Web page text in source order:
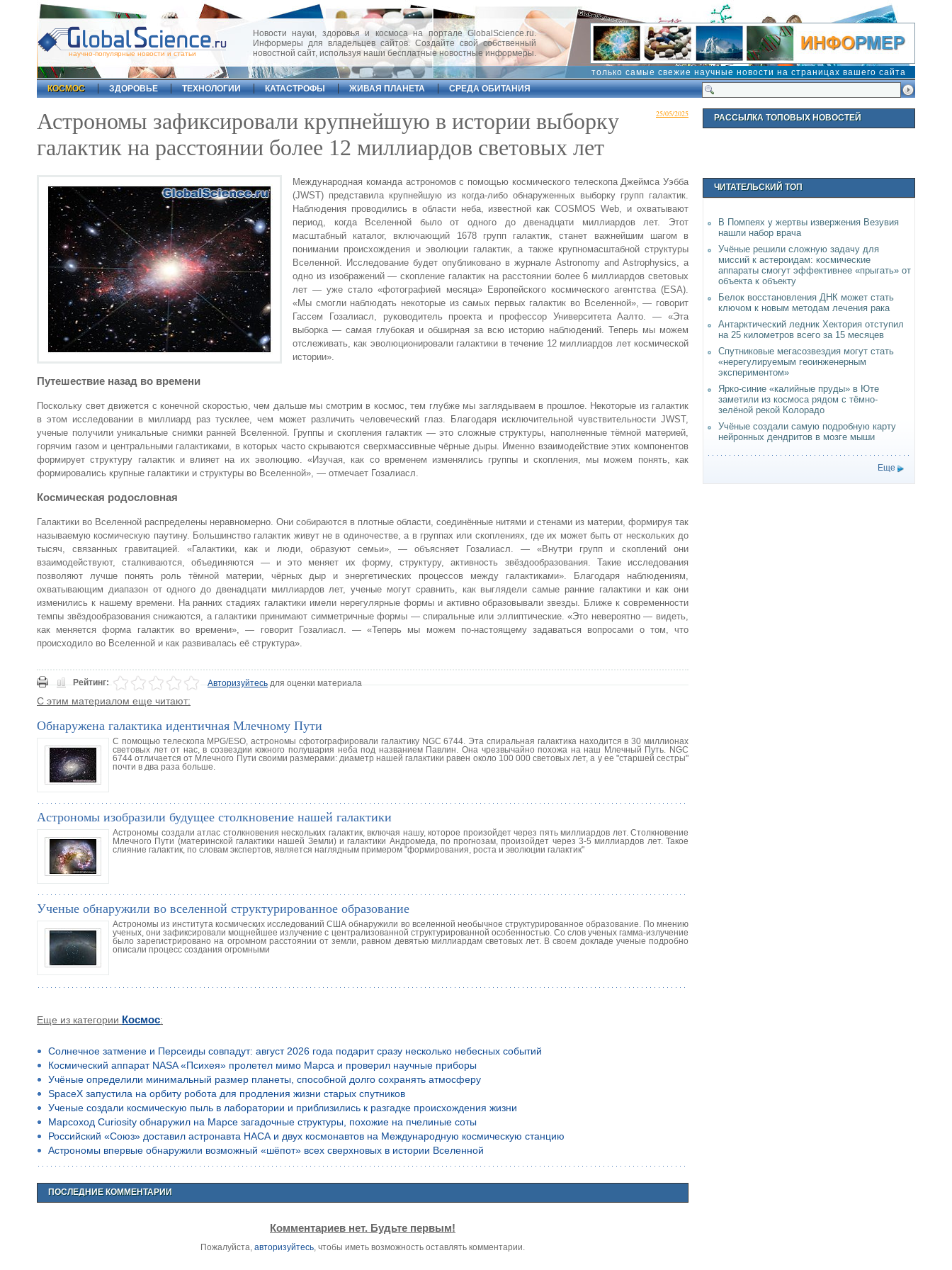
научно-популярные новости и статьи
Новости науки, здоровья и космоса на портале GlobalScience.ru.
Информеры для владельцев сайтов. Создайте свой собственный
новостной сайт, используя наши бесплатные новостные информеры.
только самые свежие научные новости на страницах вашего сайта
КОСМОС
ЗДОРОВЬЕ ТЕХНОЛОГИИ КАТАСТРОФЫ ЖИВАЯ ПЛАНЕТА СРЕДА ОБИТАНИЯ
25/05/2025
Астрономы зафиксировали крупнейшую в истории выборку
галактик на расстоянии более 12 миллиардов световых лет
Международная команда астрономов с помощью космического телескопа Джеймса Уэбба
(JWST) представила крупнейшую из когда-либо обнаруженных выборку групп галактик.
Наблюдения проводились в области неба, известной как COSMOS Web, и охватывают
период, когда Вселенной было от одного до двенадцати миллиардов лет. Этот
масштабный каталог, включающий 1678 групп галактик, станет важнейшим шагом в
понимании происхождения и эволюции галактик, а также крупномасштабной структуры
Вселенной. Исследование будет опубликовано в журнале Astronomy and Astrophysics, а
одно из изображений — скопление галактик на расстоянии более 6 миллиардов световых
лет — уже стало «фотографией месяца» Европейского космического агентства (ESA).
«Мы смогли наблюдать некоторые из самых первых галактик во Вселенной», — говорит
Гассем Гозалиасл, руководитель проекта и профессор Университета Аалто. — «Эта
выборка — самая глубокая и обширная за всю историю наблюдений. Теперь мы можем
отслеживать, как эволюционировали галактики в течение 12 миллиардов лет космической
истории».
Путешествие назад во времени
Поскольку свет движется с конечной скоростью, чем дальше мы смотрим в космос, тем глубже мы заглядываем в прошлое. Некоторые из галактик
в этом исследовании в миллиард раз тусклее, чем может различить человеческий глаз. Благодаря исключительной чувствительности JWST,
ученые получили уникальные снимки ранней Вселенной. Группы и скопления галактик — это сложные структуры, наполненные тёмной материей,
горячим газом и центральными галактиками, в которых часто скрываются сверхмассивные чёрные дыры. Именно взаимодействие этих компонентов
формирует структуру галактик и влияет на их эволюцию. «Изучая, как со временем изменялись группы и скопления, мы можем понять, как
формировались крупные галактики и структуры во Вселенной», — отмечает Гозалиасл.
Космическая родословная
Галактики во Вселенной распределены неравномерно. Они собираются в плотные области, соединённые нитями и стенами из материи, формируя так
называемую космическую паутину. Большинство галактик живут не в одиночестве, а в группах или скоплениях, где их может быть от нескольких до
тысяч, связанных гравитацией. «Галактики, как и люди, образуют семьи», — объясняет Гозалиасл. — «Внутри групп и скоплений они
взаимодействуют, сталкиваются, объединяются — и это меняет их форму, структуру, активность звёздообразования. Такие исследования
позволяют лучше понять роль тёмной материи, чёрных дыр и энергетических процессов между галактиками». Благодаря наблюдениям,
охватывающим диапазон от одного до двенадцати миллиардов лет, ученые могут сравнить, как выглядели самые ранние галактики и как они
изменились к нашему времени. На ранних стадиях галактики имели нерегулярные формы и активно образовывали звезды. Ближе к современности
темпы звёздообразования снижаются, а галактики принимают симметричные формы — спиральные или эллиптические. «Это невероятно — видеть,
как меняется форма галактик во времени», — говорит Гозалиасл. — «Теперь мы можем по-настоящему задаваться вопросами о том, что
происходило во Вселенной и как развивалась её структура».
Рейтинг: Авторизуйтесьдля оценки материала
С этим материалом еще читают:
Обнаружена галактика идентичная Млечному Пути
С помощью телескопа MPG/ESO, астрономы сфотографировали галактику NGC 6744. Эта спиральная галактика находится в 30 миллионах
световых лет от нас, в созвездии южного полушария неба под названием Павлин. Она чрезвычайно похожа на наш Млечный Путь. NGC
6744 отличается от Млечного Пути своими размерами: диаметр нашей галактики равен около 100 000 световых лет, а у ее "старшей сестры"
почти в два раза больше.
Астрономы изобразили будущее столкновение нашей галактики
Астрономы создали атлас столкновения нескольких галактик, включая нашу, которое произойдет через пять миллиардов лет. Столкновение
Млечного Пути (материнской галактики нашей Земли) и галактики Андромеда, по прогнозам, произойдет через 3-5 миллиардов лет. Такое
слияние галактик, по словам экспертов, является наглядным примером "формирования, роста и эволюции галактик"
Ученые обнаружили во вселенной структурированное образование
Астрономы из института космических исследований США обнаружили во вселенной необычное структурированное образование. По мнению
ученых, они зафиксировали мощнейшее излучение с централизованной структурированной особенностью. Со слов ученых гамма-излучение
было зарегистрировано на огромном расстоянии от земли, равном девятью миллиардам световых лет. В своем докладе ученые подробно
описали процесс создания огромными
Еще из категории Космос:
Солнечное затмение и Персеиды совпадут: август 2026 года подарит сразу несколько небесных событий
Космический аппарат NASA «Психея» пролетел мимо Марса и проверил научные приборы
Учёные определили минимальный размер планеты, способной долго сохранять атмосферу
SpaceX запустила на орбиту робота для продления жизни старых спутников
Ученые создали космическую пыль в лаборатории и приблизились к разгадке происхождения жизни
Марсоход Curiosity обнаружил на Марсе загадочные структуры, похожие на пчелиные соты
Российский «Союз» доставил астронавта НАСА и двух космонавтов на Международную космическую станцию
Астрономы впервые обнаружили возможный «шёпот» всех сверхновых в истории Вселенной
ПОСЛЕДНИЕ КОММЕНТАРИИ
Комментариев нет. Будьте первым!
Пожалуйста, авторизуйтесь, чтобы иметь возможность оставлять комментарии.
РАССЫЛКА ТОПОВЫХ НОВОСТЕЙ
ЧИТАТЕЛЬСКИЙ ТОП
В Помпеях у жертвы извержения Везувия
нашли набор врача
Учёные решили сложную задачу для
миссий к астероидам: космические
аппараты смогут эффективнее «прыгать» от
объекта к объекту
Белок восстановления ДНК может стать
ключом к новым методам лечения рака
Антарктический ледник Хектория отступил
на 25 километров всего за 15 месяцев
Спутниковые мегасозвездия могут стать
«нерегулируемым геоинженерным
экспериментом»
Ярко-синие «калийные пруды» в Юте
заметили из космоса рядом с тёмно-
зелёной рекой Колорадо
Учёные создали самую подробную карту
нейронных дендритов в мозге мыши
Еще